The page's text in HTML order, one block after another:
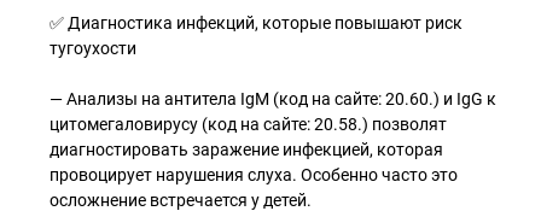
✅ Диагностика инфекций, которые повышают риск
тугоухости
— Анализы на антитела IgM (код на сайте: 20.60.) и IgG к
цитомегаловирусу (код на сайте: 20.58.) позволят
диагностировать заражение инфекцией, которая
провоцирует нарушения слуха. Особенно часто это
осложнение встречается у детей.